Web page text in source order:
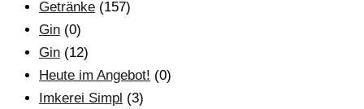
Getränke (157)
Gin (0)
Gin (12)
Heute im Angebot! (0)
Imkerei Simpl (3)